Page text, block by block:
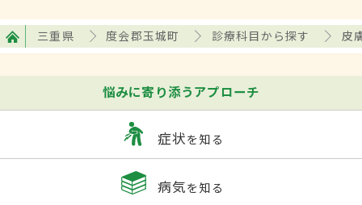
三重県 度会郡玉城町 診療科目から探す 皮
悩みに寄り添うアプローチ
症状を知る
病気を知る